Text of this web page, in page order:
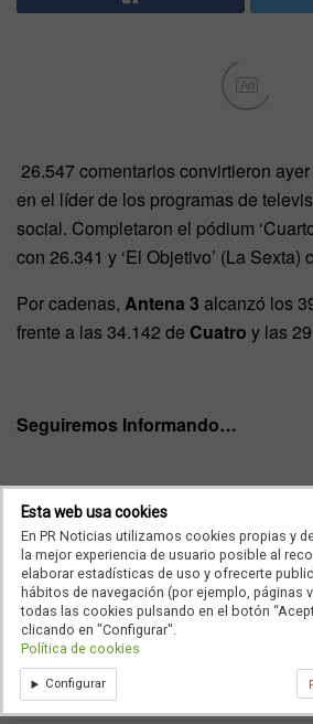
Ad
26.547 comentarios convirtieron
en el líder de los programas de
social. Completaron el pódium
con 26.341 y ‘El Objetivo’ (La Sexta)
Por cadenas, Antena 3 alcanzó los
frente a las 34.142 de Cuatro y las
Seguiremos Informando…
Ad
C
a
t
g
Entradas
Tprnoticias empleo share audiencia social
television
Esta web usa cookies
En PR Noticias utilizamos cookies propias y
la mejor experiencia de usuario posible al
elaborar estadísticas de uso y ofrecerte
hábitos de navegación (por ejemplo, páginas
todas las cookies pulsando en el botón
clicando en "Configurar".
Política de cookies
Configurar